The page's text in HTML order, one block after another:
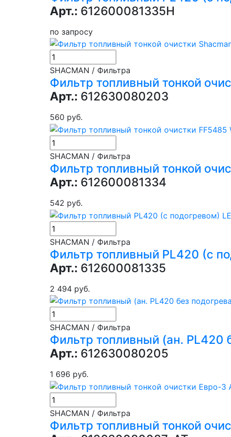
Арт.: 612600081335H
по запросу
SHACMAN / Фильтра
Фильтр топливный тонкой
Арт.: 612630080203
560 руб.
SHACMAN / Фильтра
Фильтр топливный тонкой
Арт.: 612600081334
542 руб.
SHACMAN / Фильтра
Фильтр топливный PL420 (с
Арт.: 612600081335
2 494 руб.
SHACMAN / Фильтра
Фильтр топливный (ан. PL420
Арт.: 612630080205
1 696 руб.
SHACMAN / Фильтра
Фильтр топливный тонкой